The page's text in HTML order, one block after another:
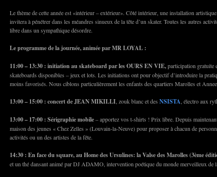
Le thème de cette année est «intérieur – extérieur». Côté intérieur, une installation
invitera à pénétrer dans les méandres sinueux de la tête d’un skater. Toutes les autres
libre dans un sympathique désordre.
Le programme de la journée, animée par MR LOYAL :
11:00 – 13:30 : initiation au skateboard par les OURS EN VIE,participation gratuite
skateboards disponibles – jeux et lots. Les initiations ont pour objectif d’introduire la
moins favorisés. Nous ciblons particulièrement les enfants des quartiers Marolles et
13:00 – 15:00 : concert de JEAN MIKILLI , zouk blanc et des NSISTA , électro aux
13:00 – 17:00 : Sérigraphie mobile– apportez vos t-shirts ! Prix libre. Depuis
maison des jeunes « Chez Zelles » (Louvain-la-Neuve) pour proposer à chacun de
activités ou un des artistes de la fête.
14:30 : En face du square, au Home des Ursulines: la Valse des Marolles (3ème
et un thé dansant animé par DJ ADAMO, intervention poétique du monde merveilleux de